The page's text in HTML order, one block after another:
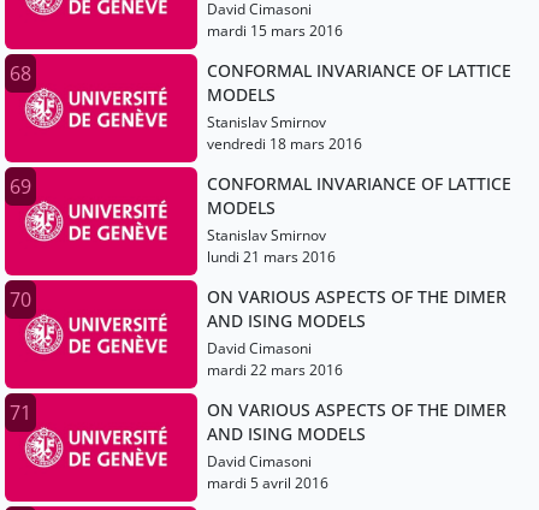
David Cimasoni
mardi 15 mars 2016
68
CONFORMAL INVARIANCE OF LATTICE
MODELS
Stanislav Smirnov
vendredi 18 mars 2016
69
CONFORMAL INVARIANCE OF LATTICE
MODELS
Stanislav Smirnov
lundi 21 mars 2016
70
ON VARIOUS ASPECTS OF THE DIMER
AND ISING MODELS
David Cimasoni
mardi 22 mars 2016
71
ON VARIOUS ASPECTS OF THE DIMER
AND ISING MODELS
David Cimasoni
mardi 5 avril 2016